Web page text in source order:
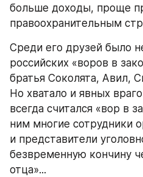
больше доходы, проще
правоохранительным
Среди его друзей было
российских «воров в
братья Соколята, Авил,
Но хватало и явных
всегда считался «вор в
ним многие сотрудники
и представители
безвременную кончину
отца»...